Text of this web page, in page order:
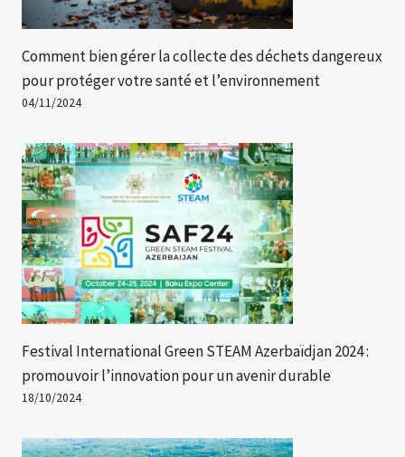
Comment bien gérer la collecte des déchets dangereux
pour protéger votre santé et l’environnement
04/11/2024
Festival International Green STEAM Azerbaïdjan 2024 :
promouvoir l’innovation pour un avenir durable
18/10/2024